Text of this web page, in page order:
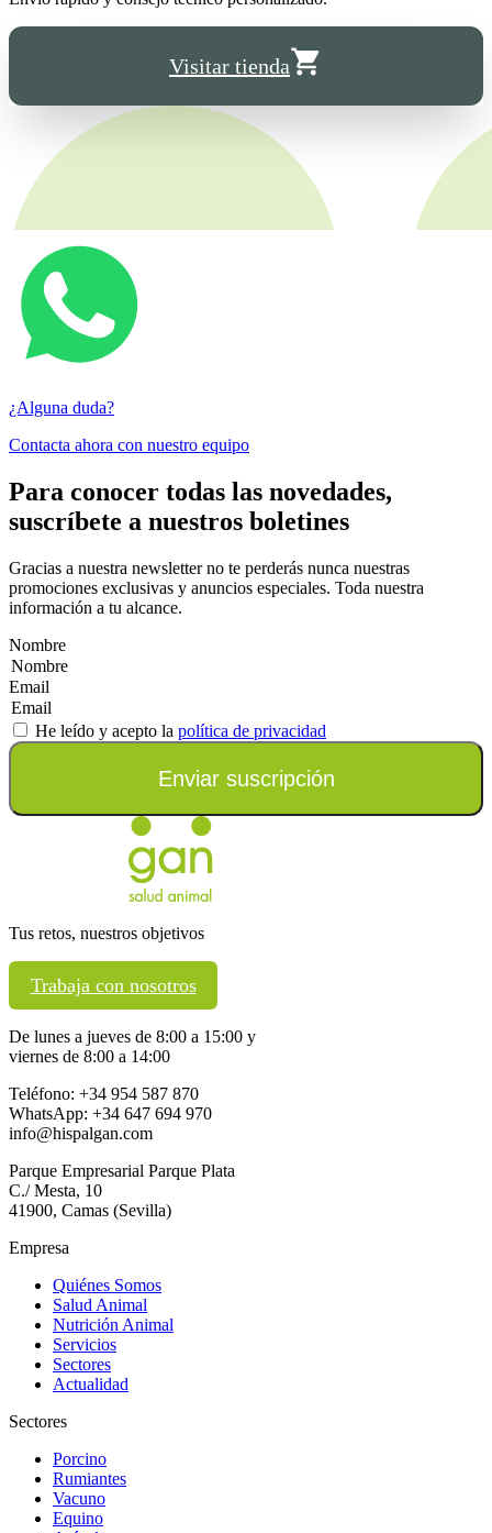
Visitar tienda
¿Alguna duda?
Contacta ahora con nuestro equipo
Para conocer todas las novedades,
suscríbete a nuestros boletines
Gracias a nuestra newsletter no te perderás nunca nuestras
promociones exclusivas y anuncios especiales. Toda nuestra
información a tu alcance.
Nombre
Email
He leído y acepto la política de privacidad
Enviar suscripción
Tus retos, nuestros objetivos
Trabaja con nosotros
De lunes a jueves de 8:00 a 15:00 y
viernes de 8:00 a 14:00
Teléfono: +34 954 587 870
WhatsApp: +34 647 694 970
info@hispalgan.com
Parque Empresarial Parque Plata
C./ Mesta, 10
41900, Camas (Sevilla)
Empresa
Quiénes Somos
Salud Animal
Nutrición Animal
Servicios
Sectores
Actualidad
Sectores
Porcino
Rumiantes
Vacuno
Equino